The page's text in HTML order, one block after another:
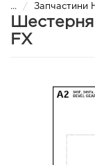
... Запчастини
Шестерня
FX